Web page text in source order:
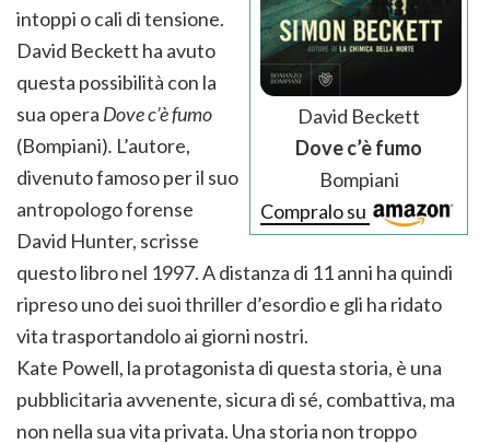
David Beckett
Dove c’è fumo
Bompiani
Compralo su
intoppi o cali di tensione.
David Beckett ha avuto
questa possibilità con la
sua opera Dove c’è fumo
(Bompiani). L’autore,
divenuto famoso per il suo
antropologo forense
David Hunter, scrisse
questo libro nel 1997. A distanza di 11 anni ha quindi
ripreso uno dei suoi thriller d’esordio e gli ha ridato
vita trasportandolo ai giorni nostri.
Kate Powell, la protagonista di questa storia, è una
pubblicitaria avvenente, sicura di sé, combattiva, ma
non nella sua vita privata. Una storia non troppo